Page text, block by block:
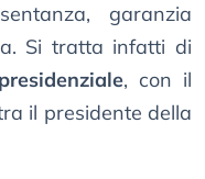
garanzia
Si tratta infatti di
, con il
il presidente della